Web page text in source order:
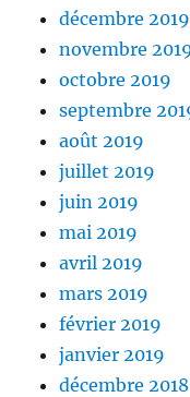
décembre 2019
novembre
octobre 2019
septembre
août 2019
juillet 2019
juin 2019
mai 2019
avril 2019
mars 2019
février 2019
janvier 2019
décembre 2018